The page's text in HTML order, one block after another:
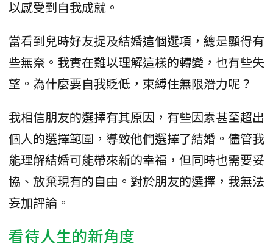
以感受到自我成就。
當看到兒時好友提及結婚這個選項，總是顯得有
些無奈。我實在難以理解這樣的轉變，也有些失
望。為什麼要自我貶低，束縛住無限潛力呢？
我相信朋友的選擇有其原因，有些因素甚至超出
個人的選擇範圍，導致他們選擇了結婚。儘管我
能理解結婚可能帶來新的幸福，但同時也需要妥
協、放棄現有的自由。對於朋友的選擇，我無法
妄加評論。
看待人生的新角度